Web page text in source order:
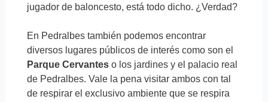
jugador de baloncesto, está todo dicho. ¿Verdad?
En Pedralbes también podemos encontrar
diversos lugares públicos de interés como son el
Parque Cervanteso los jardines y el palacio real
de Pedralbes. Vale la pena visitar ambos con tal
de respirar el exclusivo ambiente que se respira